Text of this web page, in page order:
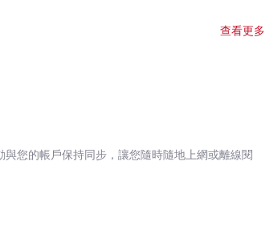
查看更多
您的帳戶保持同步，讓您隨時隨地上網或離線閱